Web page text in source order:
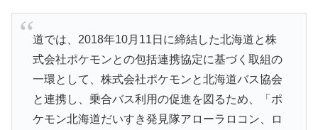
道では、2018年10月11日に締結した北海道と株
式会社ポケモンとの包括連携協定に基づく取組の
一環として、株式会社ポケモンと北海道バス協会
と連携し、乗合バス利用の促進を図るため、「ポ
ケモン北海道だいすき発見隊アローラロコン、ロ